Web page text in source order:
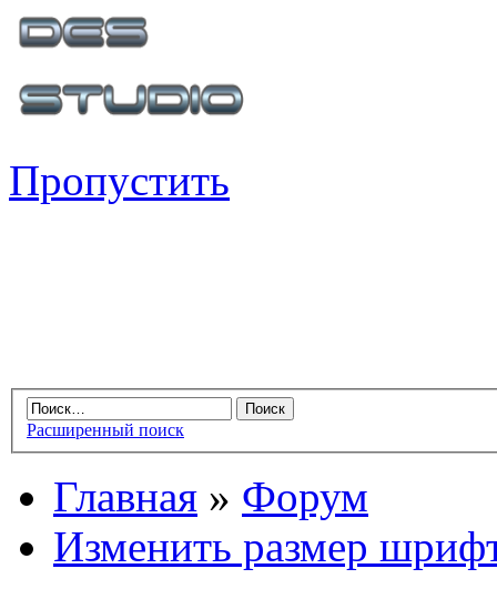
Пропустить
Расширенный поиск
Главная » Форум
Изменить размер